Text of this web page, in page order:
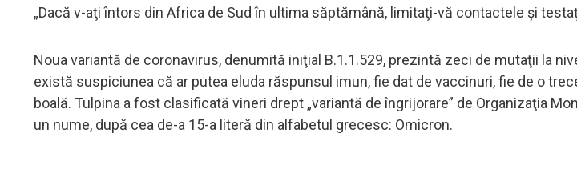
„Dacă v-aţi întors din Africa de Sud în ultima săptămână, limitaţi-vă contactele şi
Noua variantă de coronavirus, denumită iniţial B.1.1.529, prezintă zeci de mutaţii la
există suspiciunea că ar putea eluda răspunsul imun, fie dat de vaccinuri, fie de o
boală. Tulpina a fost clasificată vineri drept „variantă de îngrijorare” de Organizaţia
un nume, după cea de-a 15-a literă din alfabetul grecesc: Omicron.